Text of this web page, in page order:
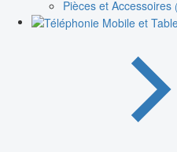
Pièces et Accessoires